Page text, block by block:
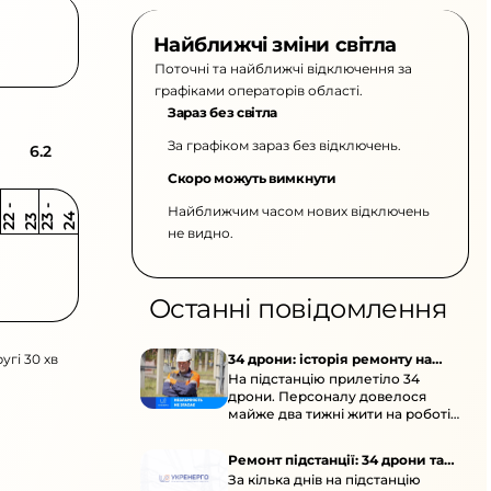
6.2
2 2
-
2 3 2 3
-
2 4
30 хв
Найближчі зміни світла
Поточні та найближчі відключення за
графіками операторів області.
Зараз без світла
За графіком зараз без відключень.
Скоро можуть вимкнути
Найближчим часом нових відключень
не видно.
Останні повідомлення
34 дрони: історія ремонту на
підстанції
На підстанцію прилетіло 34
дрони. Персоналу довелося
майже два тижні жити на роботі
Ремонт підстанції: 34 дрони та
окупація
За кілька днів на підстанцію